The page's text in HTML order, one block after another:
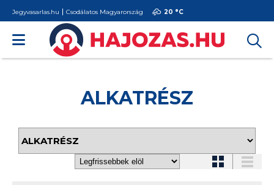
Jegyvasarlas.hu Csodálatos Magyarország 20 °C
ALKATRÉSZ